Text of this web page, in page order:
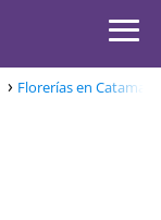
Florerías en